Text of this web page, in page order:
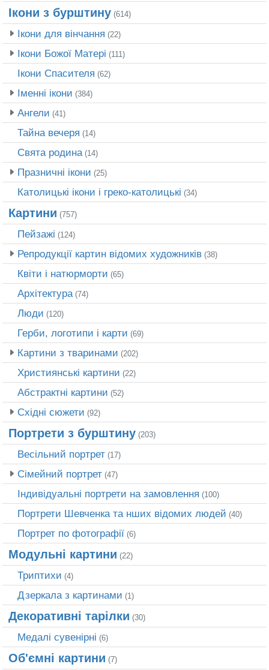
Ікони з бурштину (614)
Ікони для вінчання (22)
Ікони Божої Матері (111)
Ікони Спасителя (62)
Іменні ікони (384)
Ангели (41)
Тайна вечеря (14)
Свята родина (14)
Празничні ікони (25)
Католицькі ікони і греко-католицькі (34)
Картини (757)
Пейзажі (124)
Репродукції картин відомих художників (38)
Квіти і натюрморти (65)
Архітектура (74)
Люди (120)
Герби, логотипи і карти (69)
Картини з тваринами (202)
Християнські картини (22)
Абстрактні картини (52)
Східні сюжети (92)
Портрети з бурштину (203)
Весільний портрет (17)
Сімейний портрет (47)
Індивідуальні портрети на замовлення (100)
Портрети Шевченка та нших відомих людей (40)
Портрет по фотографії (6)
Модульні картини (22)
Триптихи (4)
Дзеркала з картинами (1)
Декоративні тарілки (30)
Медалі сувенірні (6)
Об'ємні картини (7)